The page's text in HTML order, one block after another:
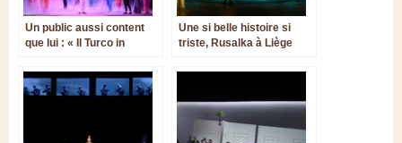
Un public aussi content
que lui : « Il Turco in
Rossini à Liège
Une si belle histoire si
triste, Rusalka à Liège